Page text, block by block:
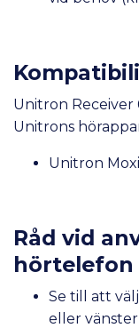
Unitron
Unitrons
Unitron
Råd vid
hörtelefon
Se till att
eller